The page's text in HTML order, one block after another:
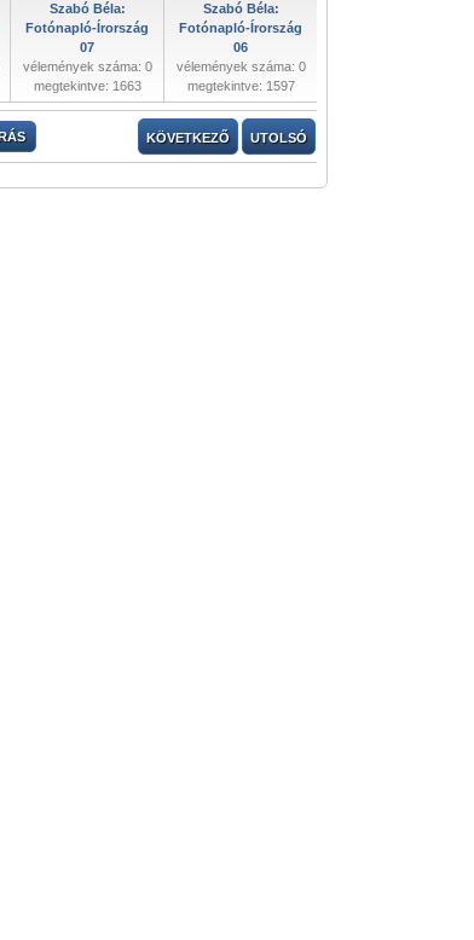
Szabó Béla:
Fotónapló-Írország
07
vélemények száma: 0
megtekintve: 1663
Szabó Béla:
Fotónapló-Írország
06
vélemények száma: 0
megtekintve: 1597
KÖVETKEZŐ UTOLSÓ